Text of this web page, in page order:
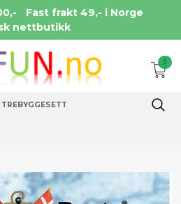
Fast frakt 49,- i Norge
nettbutikk
0
TREBYGGESETT